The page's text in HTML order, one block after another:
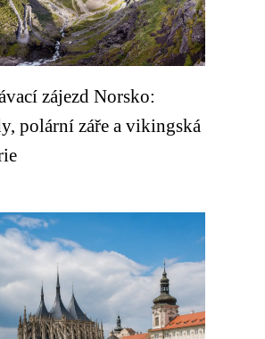
zájezd Norsko:
polární záře a vikingská